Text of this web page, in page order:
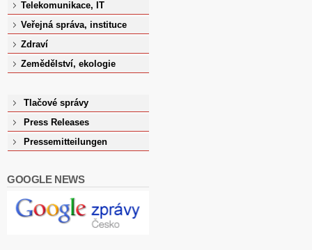
Telekomunikace, IT
Veřejná správa, instituce
Zdraví
Zemědělství, ekologie
Tlačové správy
Press Releases
Pressemitteilungen
GOOGLE NEWS